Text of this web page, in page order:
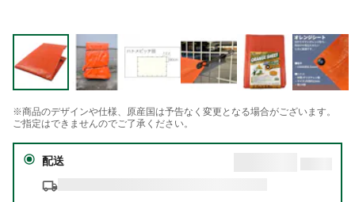
※商品のデザインや仕様、原産国は予告なく変更となる場合がございます。
ご指定はできませんのでご了承ください。
配送